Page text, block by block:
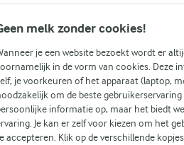
(0)
melk zonder cookies!
je een website bezoekt wordt er
in de vorm van cookies. Deze
je voorkeuren of het apparaat (laptop,
om de beste
informatie op, maar het biedt
Je kan er zelf voor kiezen om het
accepteren. Klik op de verschillende